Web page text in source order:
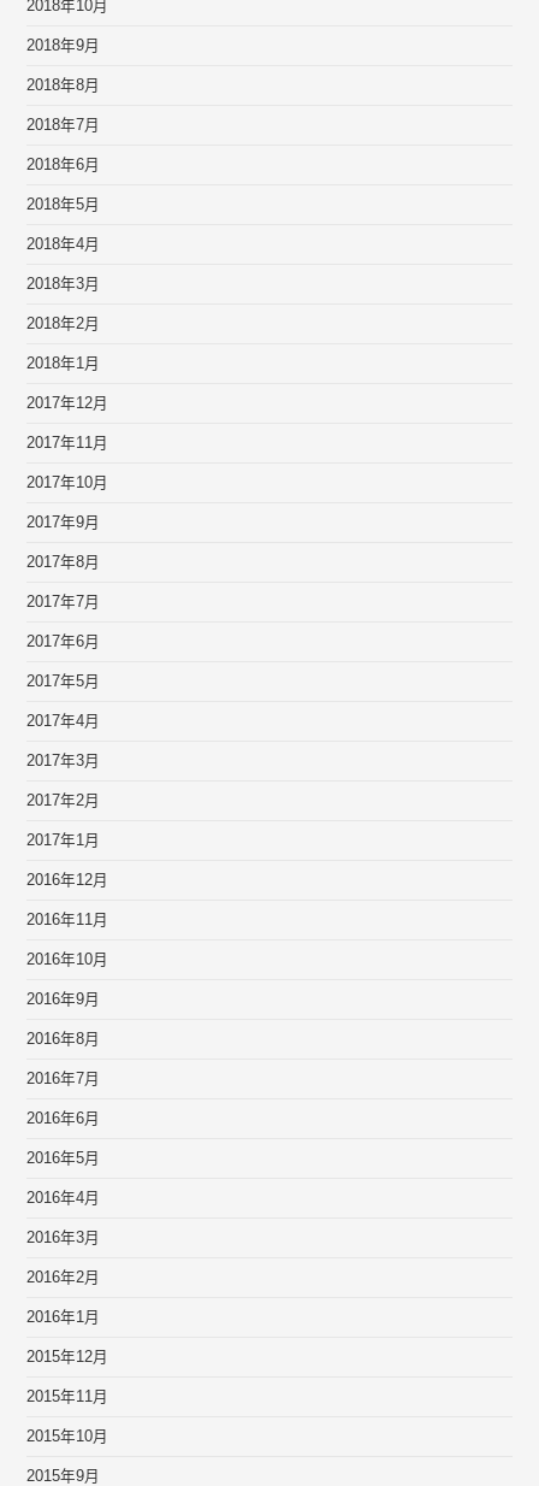
2018年10月
2018年9月
2018年8月
2018年7月
2018年6月
2018年5月
2018年4月
2018年3月
2018年2月
2018年1月
2017年12月
2017年11月
2017年10月
2017年9月
2017年8月
2017年7月
2017年6月
2017年5月
2017年4月
2017年3月
2017年2月
2017年1月
2016年12月
2016年11月
2016年10月
2016年9月
2016年8月
2016年7月
2016年6月
2016年5月
2016年4月
2016年3月
2016年2月
2016年1月
2015年12月
2015年11月
2015年10月
2015年9月